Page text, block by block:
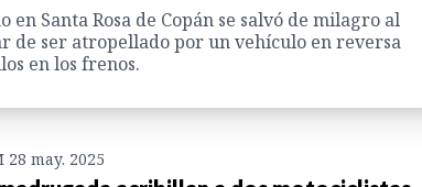
en Santa Rosa de Copán se salvó de milagro al
de ser atropellado por un vehículo en reversa
en los frenos.
28 may. 2025